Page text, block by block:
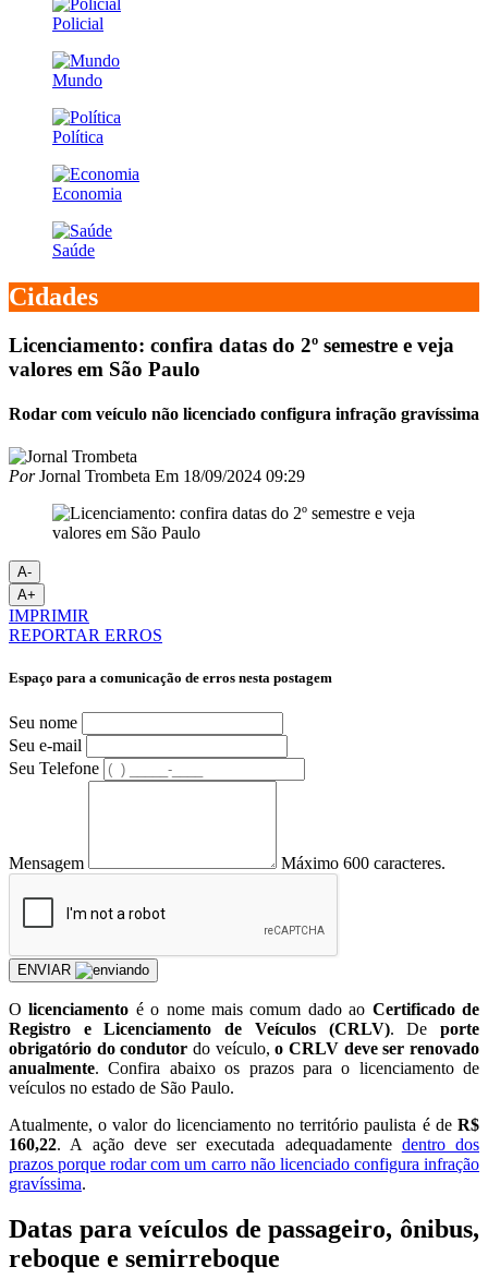
Policial
Mundo
Política
Economia
Saúde
Cidades
Licenciamento: confira datas do 2º semestre e veja
valores em São Paulo
Rodar com veículo não licenciado configura infração gravíssima
PorJornal Trombeta Em 18/09/2024 09:29
A-
A+
IMPRIMIR
REPORTAR ERROS
Espaço para a comunicação de erros nesta postagem
Seu nome
Seu e-mail
Seu Telefone
Mensagem Máximo 600 caracteres.
ENVIAR
Olicenciamento é o nome mais comum dado ao Certificado de
Registro e Licenciamento de Veículos (CRLV). Deporte
obrigatório do condutor do veículo,o CRLV deve ser renovado
anualmente. Confira abaixo os prazos para o licenciamento de
veículos no estado de São Paulo.
Atualmente, o valor do licenciamento no território paulista é de R$
160,22. A ação deve ser executada adequadamente dentro dos
prazos porque rodar com um carro não licenciado configura infração
gravíssima.
Datas para veículos de passageiro, ônibus,
reboque e semirreboque